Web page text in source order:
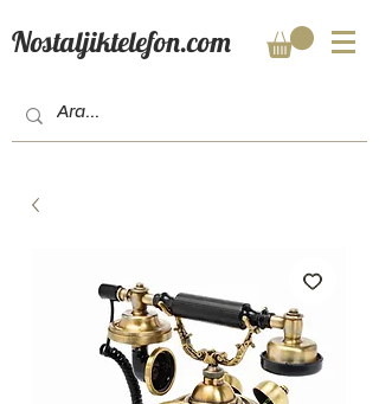
Nostaljiktelefon.com